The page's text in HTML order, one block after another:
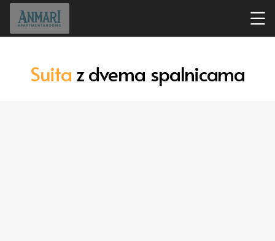
Suitaz dvema spalnicama